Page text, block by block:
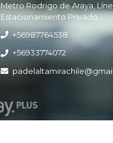
Metro Rodrigo de Araya,
Estacionamiento Privado
+56987764538
+56933774072